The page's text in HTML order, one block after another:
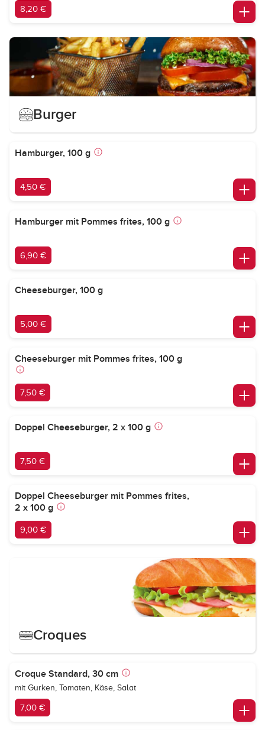
8,20 €
Burger
Hamburger, 100 g
4,50 €
Hamburger mit Pommes frites, 100 g
6,90 €
Cheeseburger, 100 g
5,00 €
Cheeseburger mit Pommes frites, 100 g
7,50 €
Doppel Cheeseburger, 2 x 100 g
7,50 €
Doppel Cheeseburger mit Pommes frites,
2 x 100 g
9,00 €
Croques
Croque Standard, 30 cm
mit Gurken, Tomaten, Käse, Salat
7,00 €